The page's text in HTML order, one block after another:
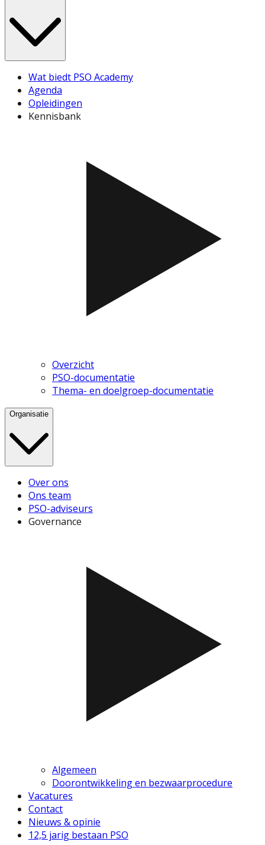
Wat biedt PSO Academy
Agenda
Opleidingen
Kennisbank
Overzicht
PSO-documentatie
Thema- en doelgroep-documentatie
Organisatie
Over ons
Ons team
PSO-adviseurs
Governance
Algemeen
Doorontwikkeling en bezwaarprocedure
Vacatures
Contact
Nieuws & opinie
12,5 jarig bestaan PSO